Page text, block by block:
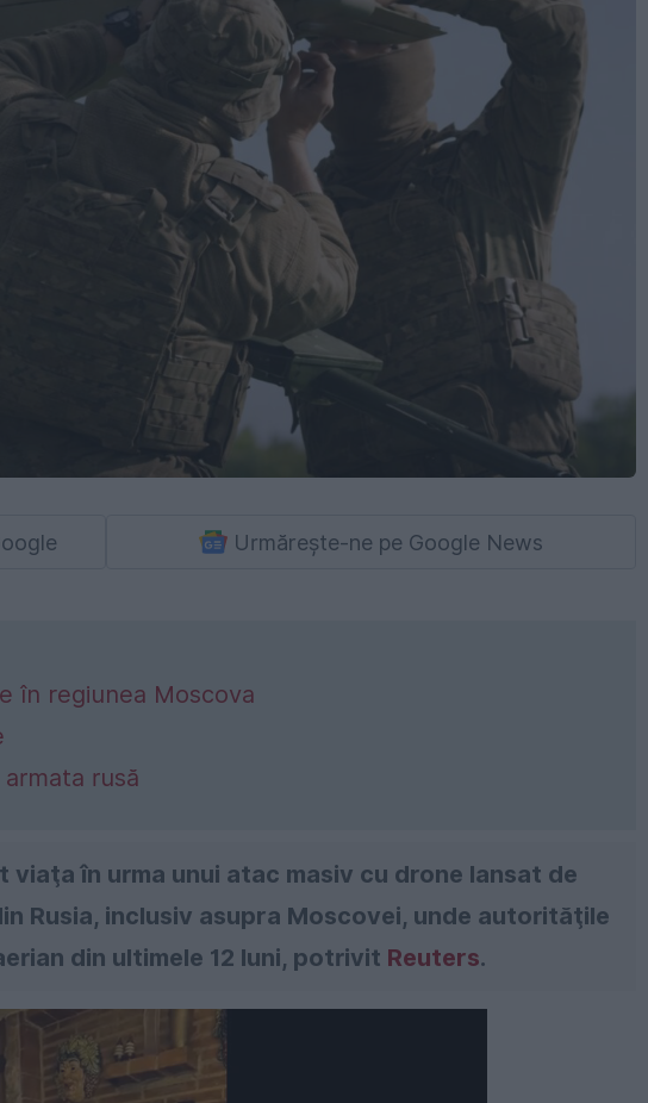
Urmărește-ne pe Google News
în regiunea Moscova
rusă
în urma unui atac masiv cu drone lansat de
Rusia, inclusiv asupra Moscovei, unde autorităţile
din ultimele 12 luni, potrivit Reuters.